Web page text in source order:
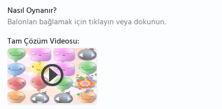
Nasıl Oynanır?
Balonları bağlamak için tıklayın veya dokunun.
Tam Çözüm Videosu: